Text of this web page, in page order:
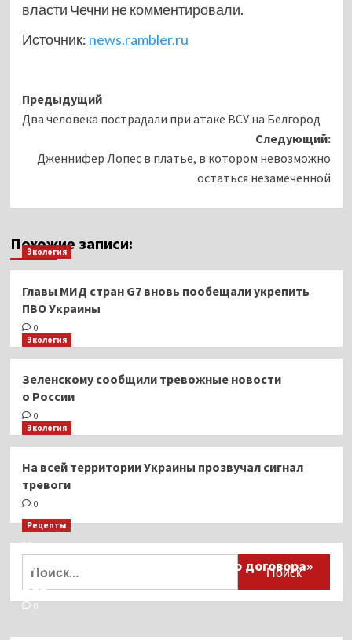
власти Чечни не комментировали.
Источник: news.rambler.ru
Навигация
записи
Предыдущий
Два человека пострадали при атаке ВСУ на Белгород
Следующий:
Дженнифер Лопес в платье, в котором невозможно
остаться незамеченной
Похожие записи:
Экология
Главы МИД стран G7 вновь пообещали укрепить
ПВО Украины
0
Экология
Зеленскому сообщили тревожные новости
о России
0
Экология
На всей территории Украины прозвучал сигнал
тревоги
0
Рецепты
Миллионы японцев восстают против
тиранического «Пандемического договора»
ВОЗ
0